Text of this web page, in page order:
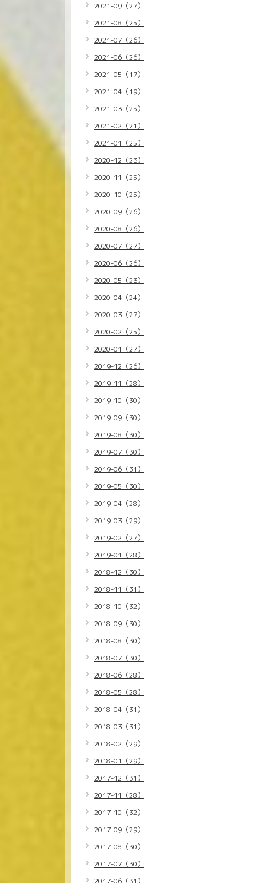
2021-09（27）
2021-08（25）
2021-07（26）
2021-06（26）
2021-05（17）
2021-04（19）
2021-03（25）
2021-02（21）
2021-01（25）
2020-12（23）
2020-11（25）
2020-10（25）
2020-09（26）
2020-08（26）
2020-07（27）
2020-06（26）
2020-05（23）
2020-04（24）
2020-03（27）
2020-02（25）
2020-01（27）
2019-12（26）
2019-11（28）
2019-10（30）
2019-09（30）
2019-08（30）
2019-07（30）
2019-06（31）
2019-05（30）
2019-04（28）
2019-03（29）
2019-02（27）
2019-01（28）
2018-12（30）
2018-11（31）
2018-10（32）
2018-09（30）
2018-08（30）
2018-07（30）
2018-06（28）
2018-05（28）
2018-04（31）
2018-03（31）
2018-02（29）
2018-01（29）
2017-12（31）
2017-11（28）
2017-10（32）
2017-09（29）
2017-08（30）
2017-07（30）
2017-06（31）